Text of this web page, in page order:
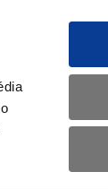
Vyhledat